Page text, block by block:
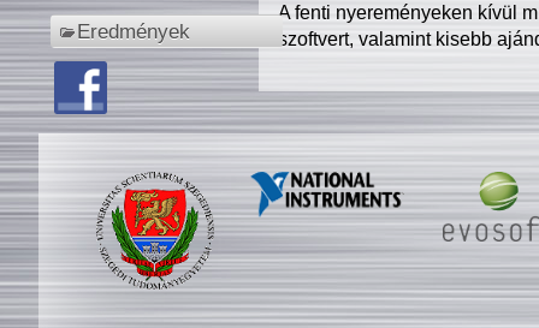
Eredmények
A fenti nyereményeken kívül
szoftvert, valamint kisebb